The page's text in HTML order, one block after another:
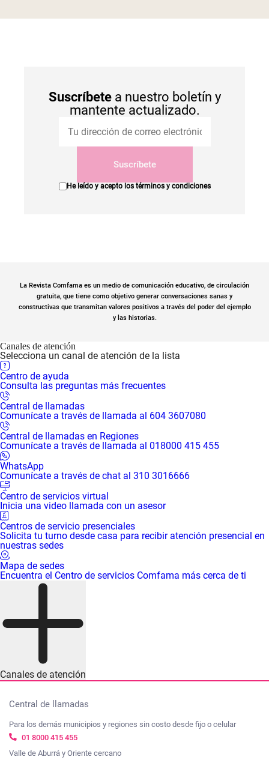
Suscríbetea nuestro boletín y
mantente actualizado.
Suscríbete
He leído y acepto los términos y condiciones
La Revista Comfama es un medio de comunicación educativo, de circulación
gratuita, que tiene como objetivo generar conversaciones sanas y
constructivas que transmitan valores positivos a través del poder del ejemplo
y las historias.
Canales de atención
Selecciona un canal de atención de la lista
Centro de ayuda
Consulta las preguntas más frecuentes
Central de llamadas
Comunícate a través de llamada al 604 3607080
Central de llamadas en Regiones
Comunícate a través de llamada al 018000 415 455
WhatsApp
Comunícate a través de chat al 310 3016666
Centro de servicios virtual
Inicia una video llamada con un asesor
Centros de servicio presenciales
Solicita tu turno desde casa para recibir atención presencial en
nuestras sedes
Mapa de sedes
Encuentra el Centro de servicios Comfama más cerca de ti
Canales de atención
Central de llamadas
Para los demás municipios y regiones sin costo desde fijo o celular
01 8000 415 455
Valle de Aburrá y Oriente cercano